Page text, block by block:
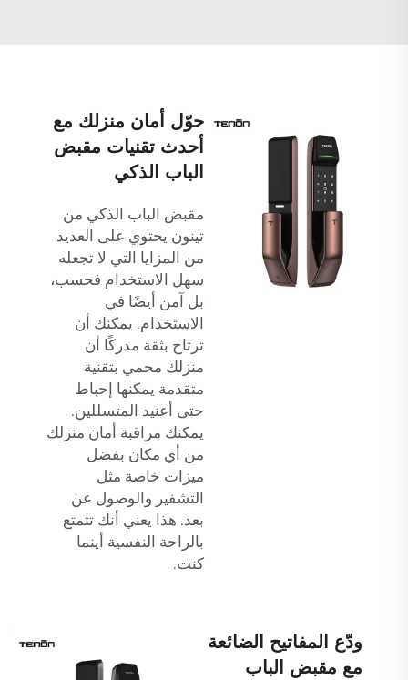
حوّل أمان منزلك مع
أحدث تقنيات مقبض
الباب الذكي
مقبض الباب الذكي من
تينون يحتوي على العديد
من المزايا التي لا تجعله
سهل الاستخدام فحسب،
بل آمن أيضًا في
الاستخدام. يمكنك أن
ترتاح بثقة مدركًا أن
منزلك محمي بتقنية
متقدمة يمكنها إحباط
حتى أعنيد المتسللين.
يمكنك مراقبة أمان منزلك
من أي مكان بفضل
ميزات خاصة مثل
التشفير والوصول عن
بعد. هذا يعني أنك تتمتع
بالراحة النفسية أينما
كنت.
ودّع المفاتيح الضائعة
مع مقبض الباب